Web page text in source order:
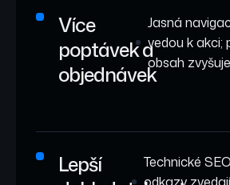
Více
poptávek a
objednávek
Jasná
vedou k akci;
obsah
Lepší
Technické